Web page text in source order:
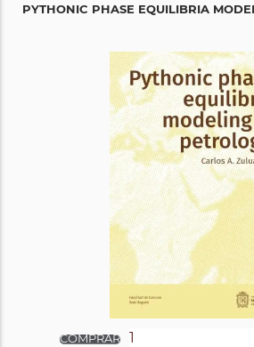
PYTHONIC PHASE EQUILIBRIA